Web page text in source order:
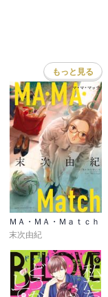
もっと見る
ＭＡ・ＭＡ・Ｍａｔｃｈ
末次由紀